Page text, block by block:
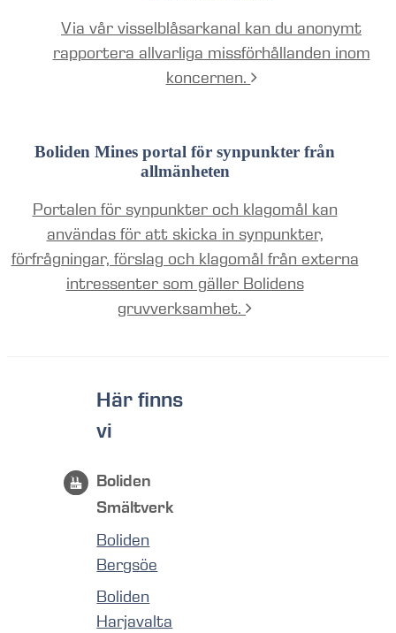
Via vår visselblåsarkanal kan du anonymt
rapportera allvarliga missförhållanden inom
koncernen.
Boliden Mines portal för synpunkter från
allmänheten
Portalen för synpunkter och klagomål kan
användas för att skicka in synpunkter,
förfrågningar, förslag och klagomål från externa
intressenter som gäller Bolidens
gruvverksamhet.
Här finns
vi
Boliden
Smältverk
Boliden
Bergsöe
Boliden
Harjavalta